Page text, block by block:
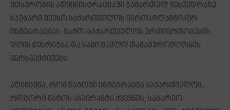
მთავრობის ადმინისტრაციაში გამართულ შეხვედრაზე
საუბარი შეეხო საქართველოს ევროატლანტიკურ
ინტეგრაციას, ნატო-საქართველოს ურთიერთობების
დღის წესრიგსა და სამომავლო თანამშრომლობის
პერსპექტივებს.
აღინიშნა, რომ ნატოში ინტეგრაცია საქართველოს,
როგორც ნატოს ასპირანტი ქვეყნის, საგარეო